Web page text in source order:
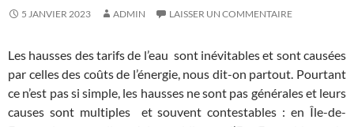
5 JANVIER 2023 ADMIN LAISSER UN COMMENTAIRE
Les hausses des tarifs de l’eau sont inévitables et sont causées
par celles des coûts de l’énergie, nous dit-on partout. Pourtant
ce n’est pas si simple, les hausses ne sont pas générales et leurs
causes sont multiples et souvent contestables : en Île-de-